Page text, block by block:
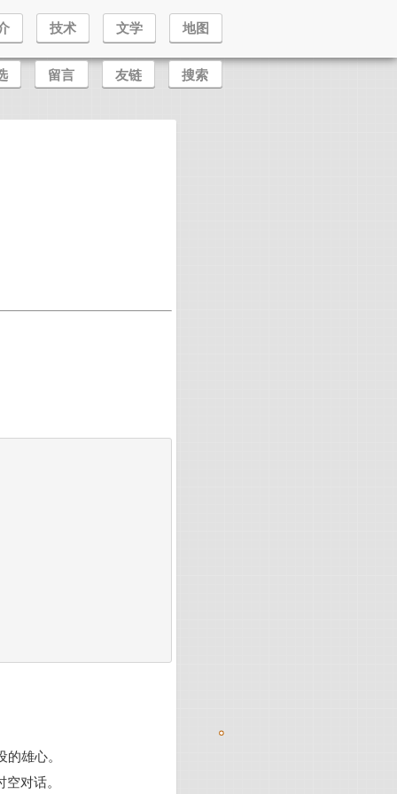
地图
文学
技术
搜索
友链
留言
雄心。
对话。